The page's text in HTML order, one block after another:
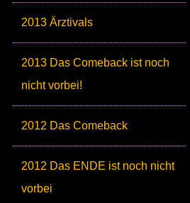
2013 Ärztivals
2013 Das Comeback ist noch
nicht vorbei!
2012 Das Comeback
2012 Das ENDE ist noch nicht
vorbei